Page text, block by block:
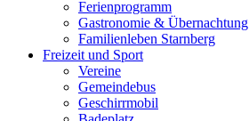
Ferienprogramm
Gastronomie & Übernachtung
Familienleben Starnberg
Freizeit und Sport
Vereine
Gemeindebus
Geschirrmobil